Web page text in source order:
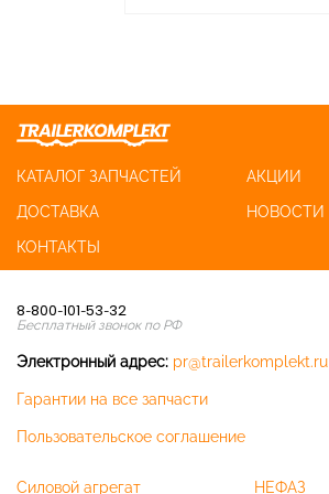
КАТАЛОГ ЗАПЧАСТЕЙ
АКЦИИ
ДОСТАВКА
НОВОСТИ
КОНТАКТЫ
8-800-101-53-32
Бесплатный звонок по РФ
Электронный адрес: pr@trailerkomplekt.ru
Гарантии на все запчасти
Пользовательское соглашение
Силовой агрегат НЕФАЗ